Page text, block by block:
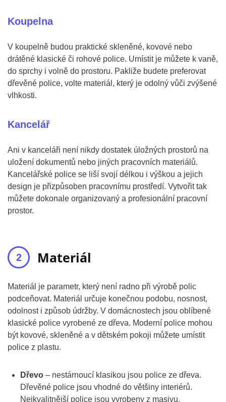
Koupelna
V koupelně budou praktické skleněné, kovové nebo
drátěné klasické či rohové police. Umístit je můžete k vaně,
do sprchy i volně do prostoru. Pakliže budete preferovat
dřevěné police, volte materiál, který je odolný vůči zvýšené
vlhkosti.
Kancelář
Ani v kanceláři není nikdy dostatek úložných prostorů na
uložení dokumentů nebo jiných pracovních materiálů.
Kancelářské police se liší svojí délkou i výškou a jejich
design je přizpůsoben pracovnímu prostředí. Vytvořit tak
můžete dokonale organizovaný a profesionální pracovní
prostor.
Materiál
Materiál je parametr, který není radno při výrobě polic
podceňovat. Materiál určuje konečnou podobu, nosnost,
odolnost i způsob údržby. V domácnostech jsou oblíbené
klasické police vyrobené ze dřeva. Moderní police mohou
být kovové, skleněné a v dětském pokoji můžete umístit
police z plastu.
Dřevo – nestárnoucí klasikou jsou police ze dřeva.
Dřevěné police jsou vhodné do většiny interiérů.
Nejkvalitnější police jsou vyrobeny z masivu,